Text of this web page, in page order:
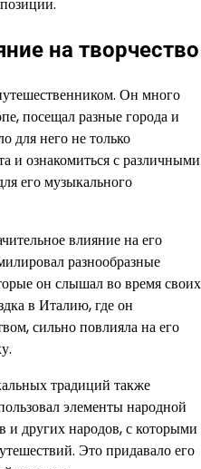
на творчество
Он много
посещал разные города и
для него не только
и ознакомиться с различными
его музыкального
влияние на его
разнообразные
он слышал во время своих
в Италию, где он
сильно повлияла на его
традиций также
элементы народной
и других народов, с которыми
Это придавало его